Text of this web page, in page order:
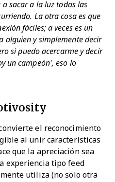
sacar a la luz todas las
La otra cosa es que
fáciles; a veces es un
alguien y simplemente decir
si puedo acercarme y decir
un campeón', eso lo
el reconocimiento
al unir características
que la apreciación sea
experiencia tipo feed
utiliza (no solo otra